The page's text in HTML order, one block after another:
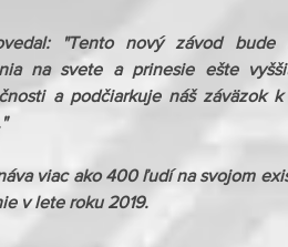
"Tento nový závod bude
na svete a prinesie ešte
a podčiarkuje náš záväzok
viac ako 400 ľudí na svojom
v lete roku 2019.